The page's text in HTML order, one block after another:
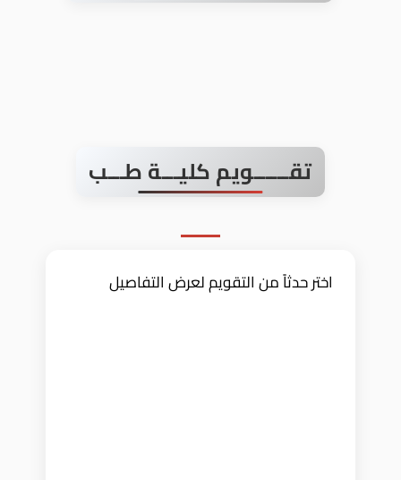
تقــــــويم كليـــة طـــب
اختر حدثاً من التقويم لعرض التفاصيل